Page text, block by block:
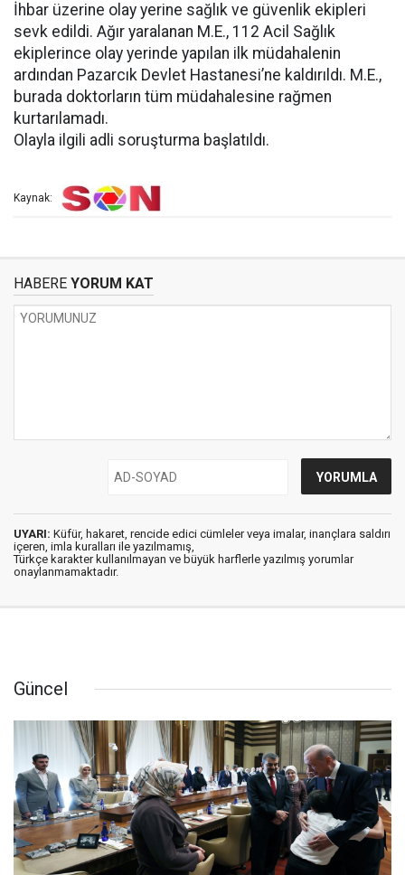
İhbar üzerine olay yerine sağlık ve güvenlik ekipleri
sevk edildi. Ağır yaralanan M.E., 112 Acil Sağlık
ekiplerince olay yerinde yapılan ilk müdahalenin
ardından Pazarcık Devlet Hastanesi’ne kaldırıldı. M.E.,
burada doktorların tüm müdahalesine rağmen
kurtarılamadı.
Olayla ilgili adli soruşturma başlatıldı.
Kaynak:
HABERE YORUM KAT
UYARI: Küfür, hakaret, rencide edici cümleler veya imalar, inançlara saldırı
içeren, imla kuralları ile yazılmamış,
Türkçe karakter kullanılmayan ve büyük harflerle yazılmış yorumlar
onaylanmamaktadır.
Güncel